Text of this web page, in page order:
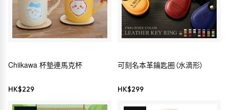
Chiikawa 杯墊連馬克杯
HK$229
可刻名本革鑰匙圈（水滴形）
HK$299